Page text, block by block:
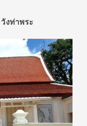
งท่าพระ